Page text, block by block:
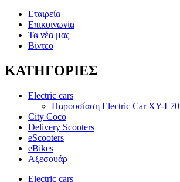
Εταιρεία
Επικοινωνία
Τα νέα μας
Βίντεο
ΚΑΤΗΓΟΡΙΕΣ
Electric cars
Παρουσίαση Electric Car XY-L70
City Coco
Delivery Scooters
eScooters
eBikes
Αξεσουάρ
Electric cars